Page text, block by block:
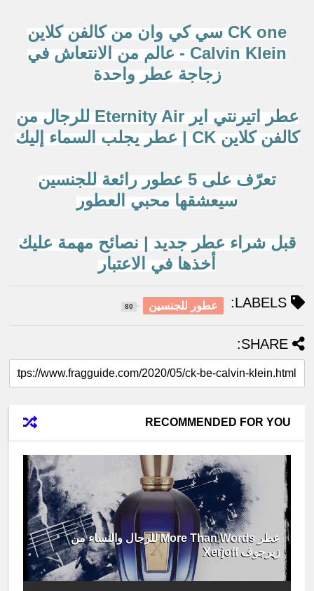
CK one سي كي وان من كالفن كلاين
Calvin Klein - عالم من الانتعاش في
زجاجة عطر واحدة
عطر اتيرنتي اير Eternity Air للرجال من
كالفن كلاين CK | عطر يجلب السماء إليك
تعرّف على 5 عطور رائعة للجنسين
سيعشقها محبي العطور
قبل شراء عطر جديد | نصائح مهمة عليك
أخذها في الاعتبار
LABELS: عطور للجنسين 80
SHARE:
RECOMMENDED FOR YOU
عطر More Than Words للرجال والنساء من
زيرجوف Xerjoff